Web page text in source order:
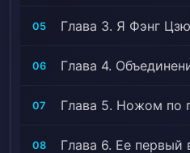
протагонист, Фениксы,
сюжета, Сильный
05 Глава 3. Я Фэнг Цзю
06 Глава 4.
07 Глава 5. Ножом по
08 Глава 6. Ее первый